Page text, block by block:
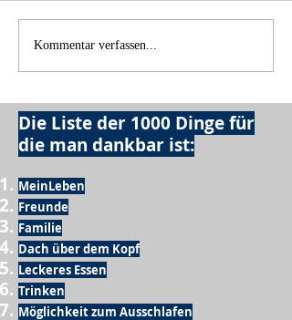
Wie schnell geht es?
Kommentar verfassen...
Die Liste der 1000 Dinge für
die man dankbar ist:
MeinLeben
Freunde
Familie
Dach über dem Kopf
Leckeres Essen
Trinken
Möglichkeit zum Ausschlafen